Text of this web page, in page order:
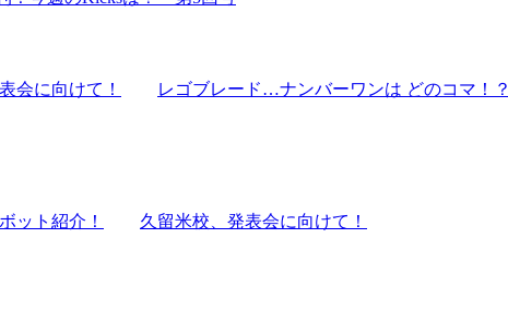
会に向けて！ レゴブレード…ナンバーワンは どのコマ！？
ット紹介！ 久留米校、発表会に向けて！